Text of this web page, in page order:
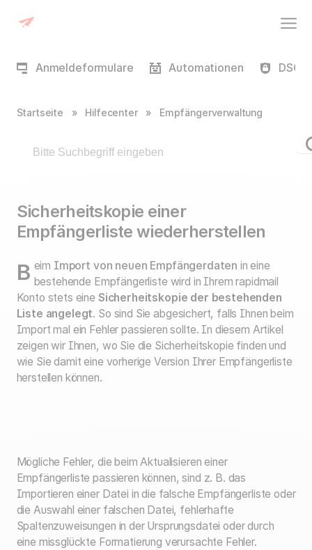
Anmeldeformulare Automationen
Startseite » Hilfecenter » Empfängerverwaltung
Sicherheitskopie einer
Empfängerliste wiederherstellen
Beim Import von neuen Empfängerdaten in eine
bestehende Empfängerliste wird in Ihrem rapidmail
Konto stets eine Sicherheitskopie der bestehenden
Liste angelegt. So sind Sie abgesichert, falls Ihnen beim
Import mal ein Fehler passieren sollte. In diesem Artikel
zeigen wir Ihnen, wo Sie die Sicherheitskopie finden und
wie Sie damit eine vorherige Version Ihrer Empfängerliste
herstellen können.
Mögliche Fehler, die beim Aktualisieren einer
Empfängerliste passieren können, sind z. B. das
Importieren einer Datei in die falsche Empfängerliste oder
die Auswahl einer falschen Datei, fehlerhafte
Spaltenzuweisungen in der Ursprungsdatei oder durch
eine missglückte Formatierung verursachte Fehler.